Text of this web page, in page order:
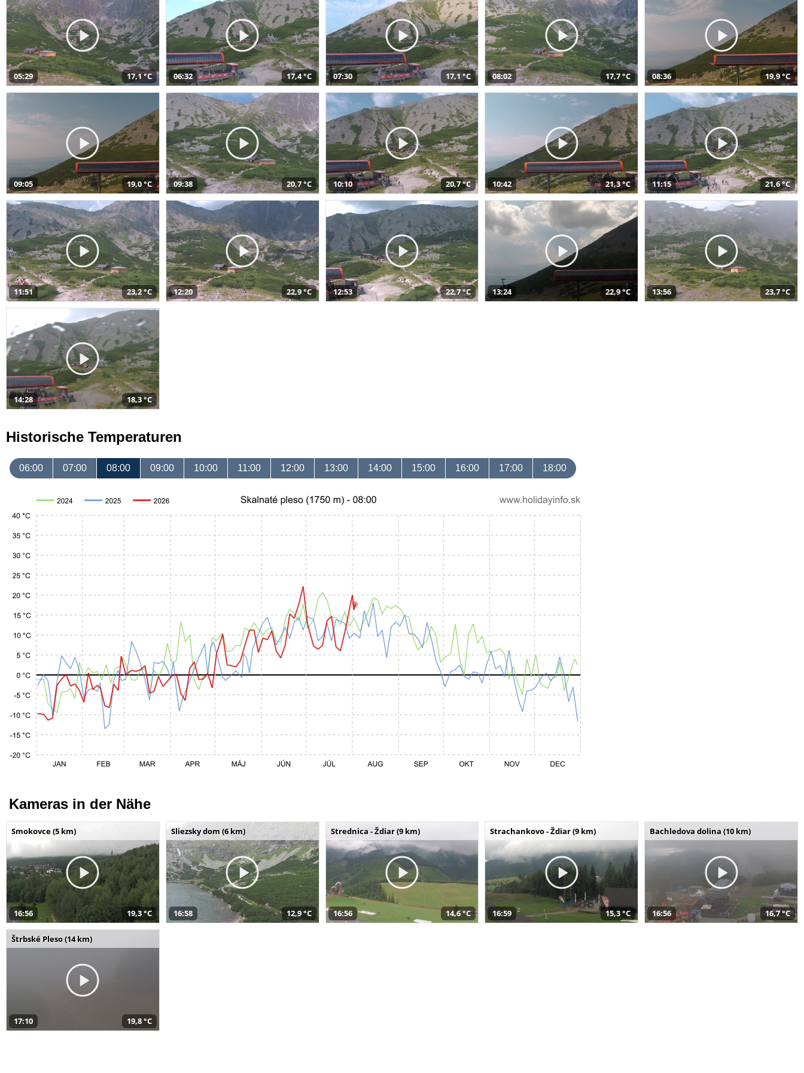
05:29 17,1 °C 06:32 17,4 °C 07:30 17,1 °C 08:02 17,7 °C 08:36 19,9 °C
09:05 19,0 °C 09:38 20,7 °C 10:10 20,7 °C 10:42 21,3 °C 11:15 21,6 °C
11:51 23,2 °C 12:20 22,9 °C 12:53 22,7 °C 13:24 22,9 °C 13:56 23,7 °C
14:28 18,3 °C
Historische Temperaturen
06:00 07:00 08:00 09:00 10:00 11:00 12:00 13:00 14:00 15:00 16:00 17:00 18:00
Kameras in der Nähe
Smokovce (5 km)
16:56 19,3 °C
Sliezsky dom (6 km)
16:58 12,9 °C
Strednica - Ždiar (9 km)
16:56 14,6 °C
Strachankovo - Ždiar (9 km)
16:59 15,3 °C
Bachledova dolina (10 km)
16:56 16,7 °C
Štrbské Pleso (14 km)
17:10 19,8 °C